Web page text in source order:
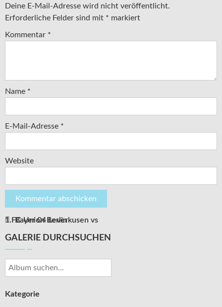
Deine E-Mail-Adresse wird nicht veröffentlicht.
Erforderliche Felder sind mit * markiert
Kommentar *
Name *
E-Mail-Adresse *
Website
Beitragsnavigation
Bayer 04 Leverkusen vs 1.FC Union Berlin
GALERIE DURCHSUCHEN
Kategorie